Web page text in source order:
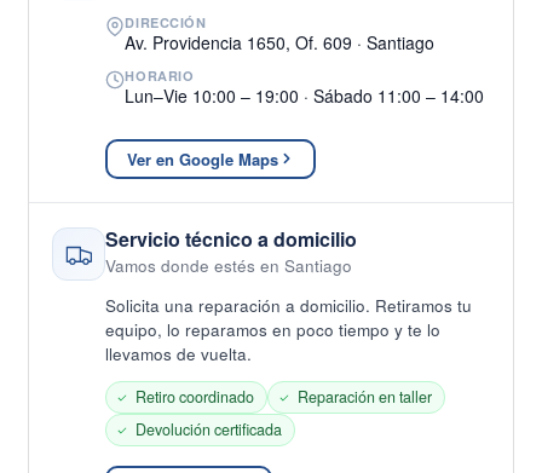
DIRECCIÓN
Av. Providencia 1650, Of. 609 · Santiago
HORARIO
Lun–Vie 10:00 – 19:00 · Sábado 11:00 – 14:00
Ver en Google Maps
Servicio técnico a domicilio
Vamos donde estés en Santiago
Solicita una reparación a domicilio. Retiramos tu
equipo, lo reparamos en poco tiempo y te lo
llevamos de vuelta.
Retiro coordinado
Reparación en taller
Devolución certificada